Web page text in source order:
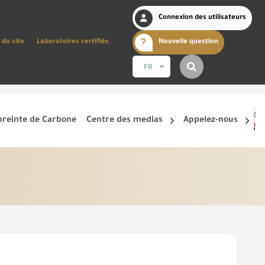
du site Laboratoires certifiés
Connexion des utilisateurs
Nouvelle question
FR
de Carbone Centre des medias Appelez-nous